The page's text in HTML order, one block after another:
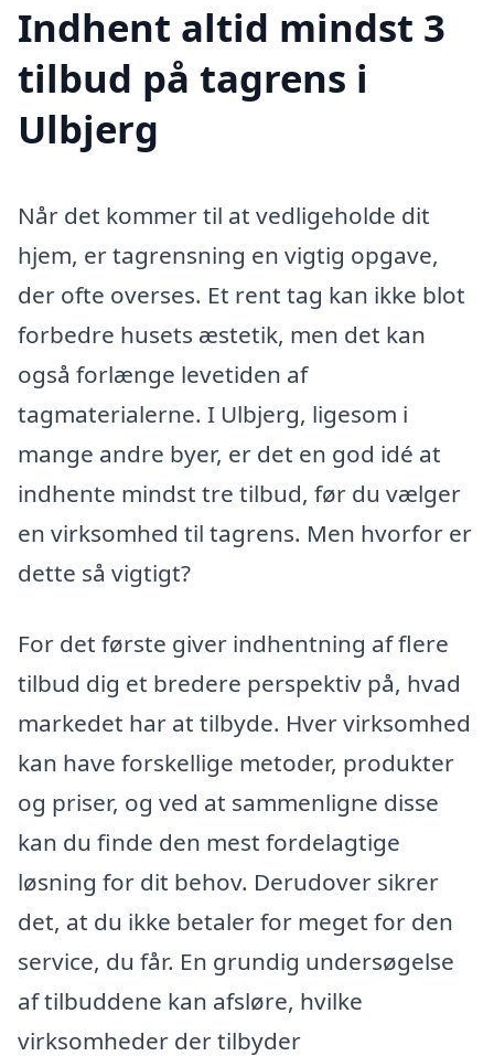
Indhent altid mindst 3
tilbud på tagrens i
Ulbjerg
Når det kommer til at vedligeholde dit
hjem, er tagrensning en vigtig opgave,
der ofte overses. Et rent tag kan ikke blot
forbedre husets æstetik, men det kan
også forlænge levetiden af
tagmaterialerne. I Ulbjerg, ligesom i
mange andre byer, er det en god idé at
indhente mindst tre tilbud, før du vælger
en virksomhed til tagrens. Men hvorfor er
dette så vigtigt?
For det første giver indhentning af flere
tilbud dig et bredere perspektiv på, hvad
markedet har at tilbyde. Hver virksomhed
kan have forskellige metoder, produkter
og priser, og ved at sammenligne disse
kan du finde den mest fordelagtige
løsning for dit behov. Derudover sikrer
det, at du ikke betaler for meget for den
service, du får. En grundig undersøgelse
af tilbuddene kan afsløre, hvilke
virksomheder der tilbyder